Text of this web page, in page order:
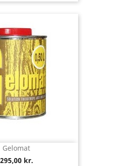
Gelomat
295,00 kr.